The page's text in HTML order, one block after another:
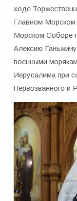
ходе
Главном
Морском Соборе
Алексию
военными
Иерусалима при
Первозванного и